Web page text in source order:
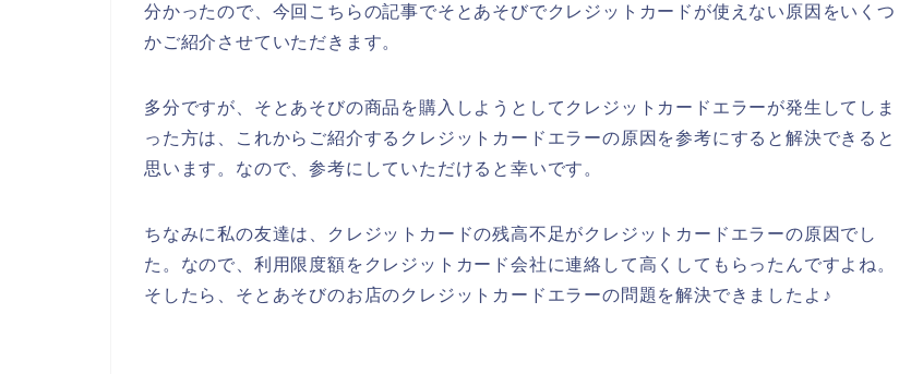
分かったので、今回こちらの記事でそとあそびでクレジットカードが使えない原因をいくつ
かご紹介させていただきます。
多分ですが、そとあそびの商品を購入しようとしてクレジットカードエラーが発生してしま
った方は、これからご紹介するクレジットカードエラーの原因を参考にすると解決できると
思います。なので、参考にしていただけると幸いです。
ちなみに私の友達は、クレジットカードの残高不足がクレジットカードエラーの原因でし
た。なので、利用限度額をクレジットカード会社に連絡して高くしてもらったんですよね。
そしたら、そとあそびのお店のクレジットカードエラーの問題を解決できましたよ♪